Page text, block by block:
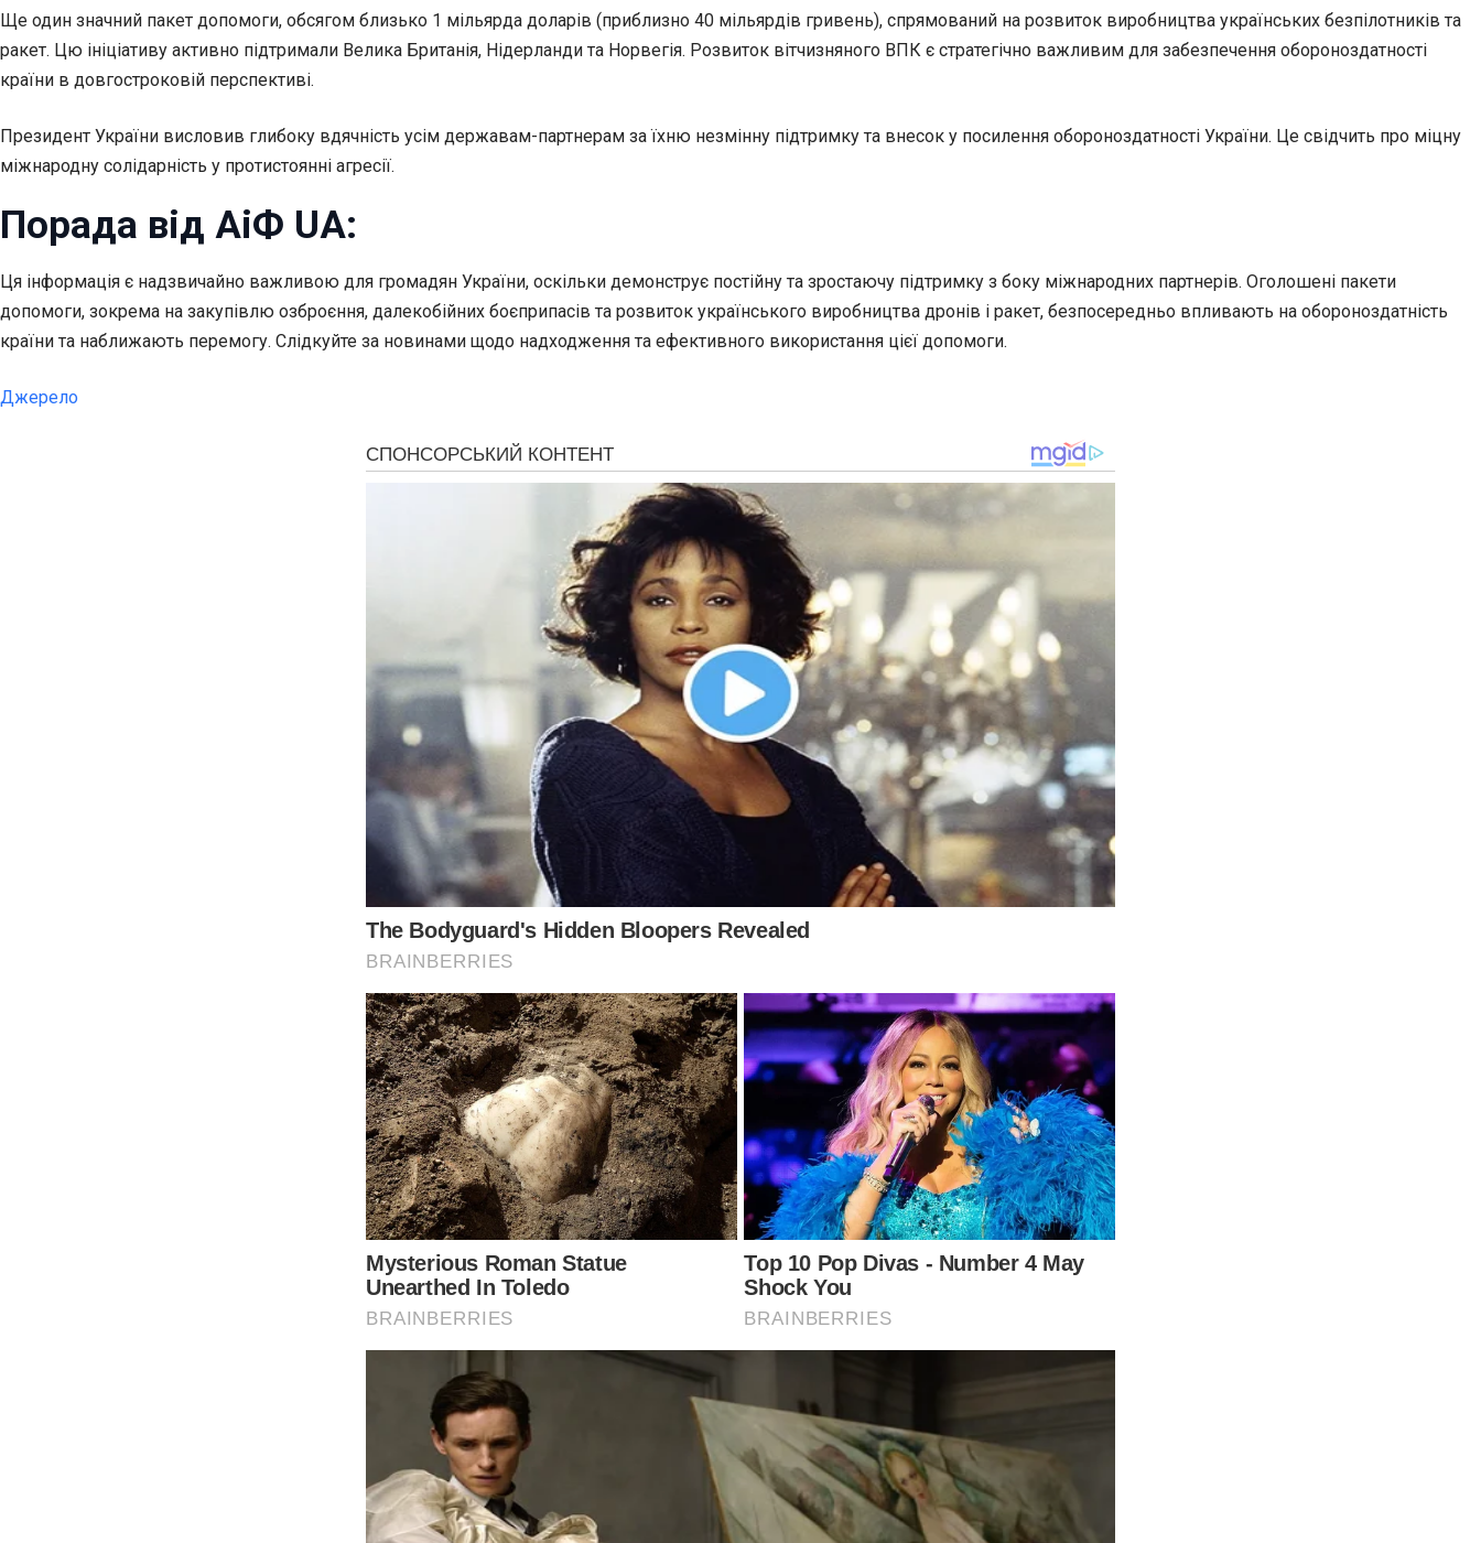
Ще один значний пакет допомоги, обсягом близько 1 мільярда доларів (приблизно 40 мільярдів гривень), спрямований на розвиток виробництва українських безпілотників та
ракет. Цю ініціативу активно підтримали Велика Британія, Нідерланди та Норвегія. Розвиток вітчизняного ВПК є стратегічно важливим для забезпечення обороноздатності
країни в довгостроковій перспективі.
Президент України висловив глибоку вдячність усім державам-партнерам за їхню незмінну підтримку та внесок у посилення обороноздатності України. Це свідчить про міцну
міжнародну солідарність у протистоянні агресії.
Порада від АіФ UA:
Ця інформація є надзвичайно важливою для громадян України, оскільки демонструє постійну та зростаючу підтримку з боку міжнародних партнерів. Оголошені пакети
допомоги, зокрема на закупівлю озброєння, далекобійних боєприпасів та розвиток українського виробництва дронів і ракет, безпосередньо впливають на обороноздатність
країни та наближають перемогу. Слідкуйте за новинами щодо надходження та ефективного використання цієї допомоги.
Джерело